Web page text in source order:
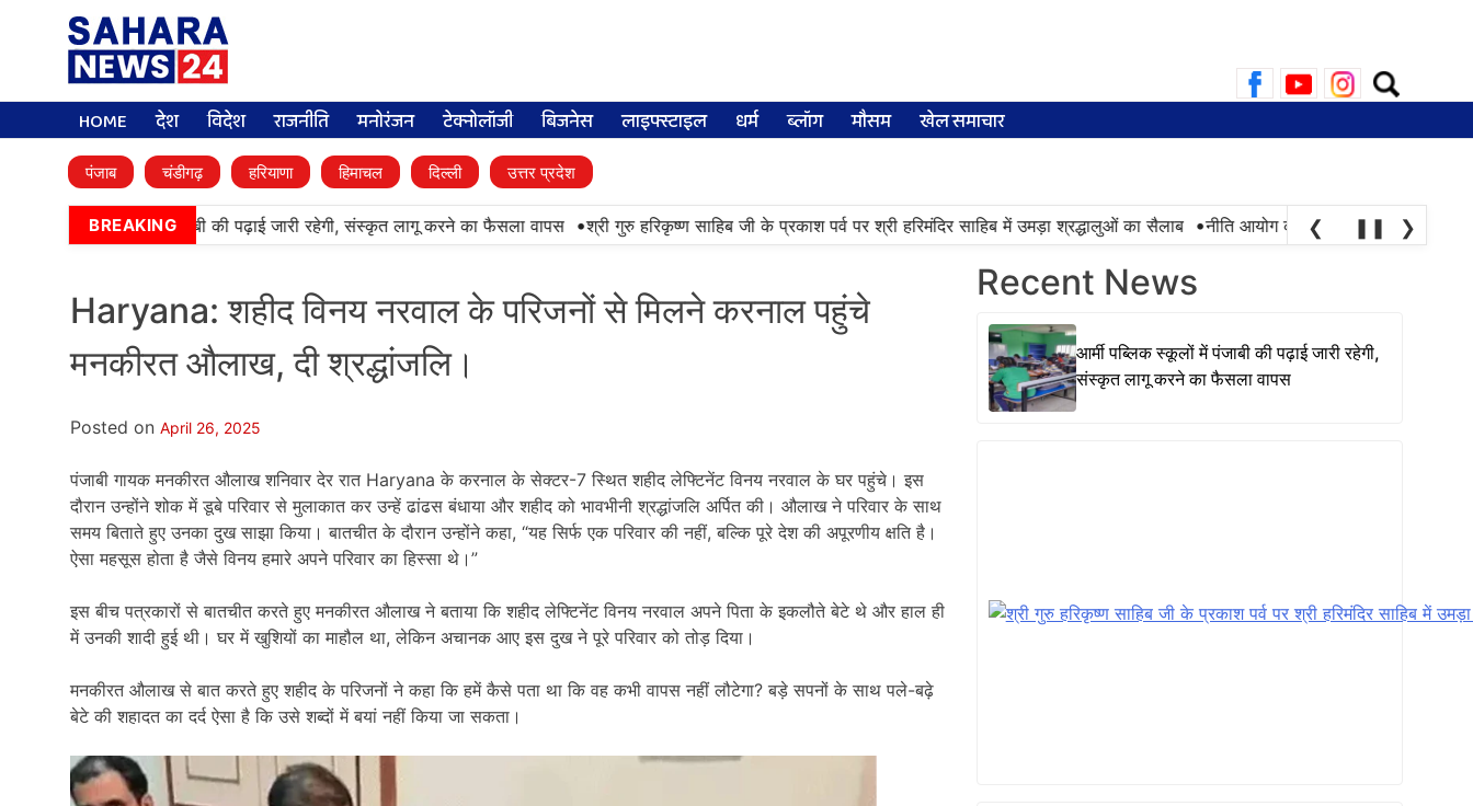
Search
for:
HOME देश विदेश राजनीति मनोरंजन टेक्नोलॉजी बिजनेस लाइफ्स्टाइल धर्म ब्लॉग मौसम खेल समाचार
पंजाब चंडीगढ़ हरियाणा हिमाचल दिल्ली उत्तर प्रदेश
BREAKING
आर्मी पब्लिक स्कूलों में पंजाबी की पढ़ाई जारी रहेगी, संस्कृत लागू करने का फैसला वापस •श्री गुरु हरिकृष्ण साहिब जी के प्रकाश पर्व पर श्री हरिमंदिर साहिब में उमड़ा श्रद्धालुओं का सैलाब •नीति आयोग की रैंकिंग में पंजाब ने केरल को
❮ ❚❚ ❯
Haryana: शहीद विनय नरवाल के परिजनों से मिलने करनाल पहुंचे
मनकीरत औलाख, दी श्रद्धांजलि।
Posted on April 26, 2025
पंजाबी गायक मनकीरत औलाख शनिवार देर रात Haryana के करनाल के सेक्टर-7 स्थित शहीद लेफ्टिनेंट विनय नरवाल के घर पहुंचे। इस
दौरान उन्होंने शोक में डूबे परिवार से मुलाकात कर उन्हें ढांढस बंधाया और शहीद को भावभीनी श्रद्धांजलि अर्पित की। औलाख ने परिवार के साथ
समय बिताते हुए उनका दुख साझा किया। बातचीत के दौरान उन्होंने कहा, “यह सिर्फ एक परिवार की नहीं, बल्कि पूरे देश की अपूरणीय क्षति है।
ऐसा महसूस होता है जैसे विनय हमारे अपने परिवार का हिस्सा थे।”
इस बीच पत्रकारों से बातचीत करते हुए मनकीरत औलाख ने बताया कि शहीद लेफ्टिनेंट विनय नरवाल अपने पिता के इकलौते बेटे थे और हाल ही
में उनकी शादी हुई थी। घर में खुशियों का माहौल था, लेकिन अचानक आए इस दुख ने पूरे परिवार को तोड़ दिया।
मनकीरत औलाख से बात करते हुए शहीद के परिजनों ने कहा कि हमें कैसे पता था कि वह कभी वापस नहीं लौटेगा? बड़े सपनों के साथ पले-बढ़े
बेटे की शहादत का दर्द ऐसा है कि उसे शब्दों में बयां नहीं किया जा सकता।
Recent News
आर्मी पब्लिक स्कूलों में पंजाबी की पढ़ाई जारी रहेगी,
संस्कृत लागू करने का फैसला वापस